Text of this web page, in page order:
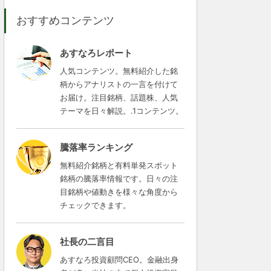
おすすめコンテンツ
あすなろレポート
人気コンテンツ。無料紹介した銘
柄からアナリストの一言を付けて
お届け。注目銘柄、話題株、人気
テーマを日々解説。.1コンテンツ。
騰落率ランキング
無料紹介銘柄と有料単発スポット
銘柄の騰落率情報です。日々の注
目銘柄や値動きを様々な角度から
チェックできます。
社長の二言目
あすなろ投資顧問CEO。金融出身